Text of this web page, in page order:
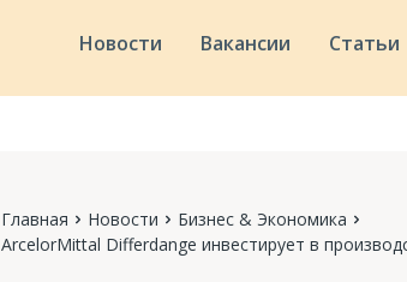
Новости Вакансии Статьи
Главная Новости
Бизнес & Экономика
ArcelorMittal Differdange инвестирует в